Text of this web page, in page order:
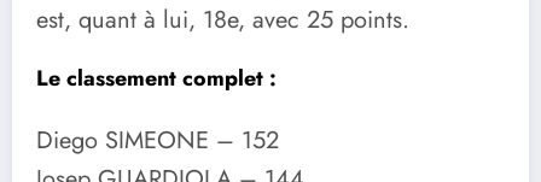
est, quant à lui, 18e, avec 25 points.
Le classement complet :
Diego SIMEONE – 152